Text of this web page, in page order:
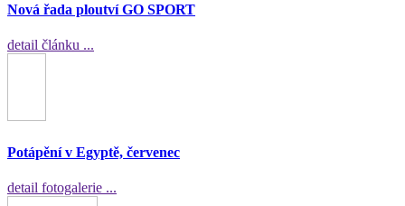
Nová řada ploutví GO SPORT
detail článku ...
Potápění v Egyptě, červenec
detail fotogalerie ...